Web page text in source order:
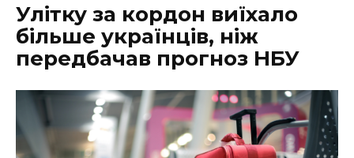
Улітку за кордон виїхало
більше українців, ніж
передбачав прогноз НБУ